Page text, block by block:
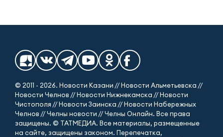
© 2011 - 2026. Новости Казани // Новости Альметьевска //
Новости Челнов // Новости Нижнекамска // Новости
Чистополя // Новости Заинска // Новости Набережных
Челнов // Челны новости // Челны Онлайн. Все права
защищены. © ТАТМЕДИА. Все материалы, размещенные
на сайте, защищены законом. Перепечатка,